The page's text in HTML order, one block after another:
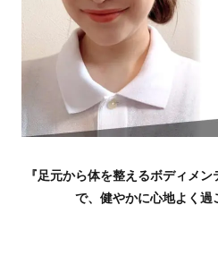
『足元から体を整えるボディメ
で、健やかに心地よく過